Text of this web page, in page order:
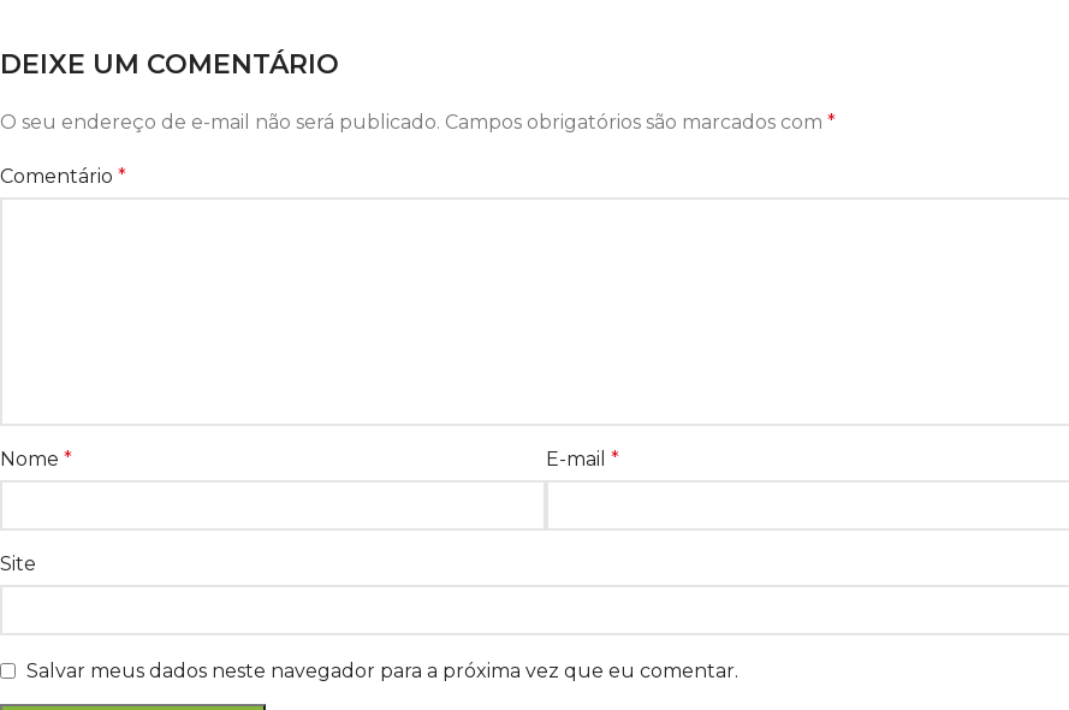
DEIXE UM COMENTÁRIO
O seu endereço de e-mail não será publicado. Campos obrigatórios são marcados com *
Comentário *
Nome * E-mail*
Site
Salvar meus dados neste navegador para a próxima vez que eu comentar.